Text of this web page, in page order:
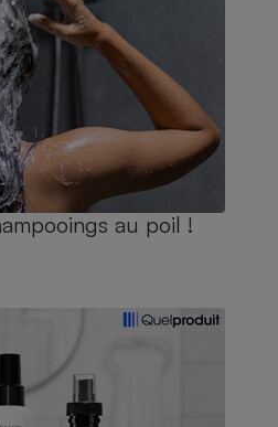
au poil !